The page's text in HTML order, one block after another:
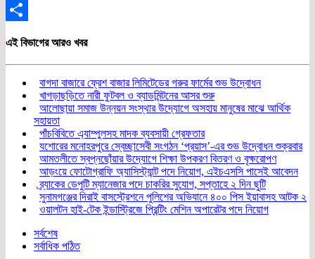
Email
এই বিভাগের আরও খবর
বাগদা বাজারে ফ্রেশ বাজার লিমিটেডের গরুর ফার্মের শুভ উদ্বোধন
খাগড়াছড়িতে নারী ফুটবল ও ব্যাডমিন্টনের আসর শুরু
আলোছায়া সমাজ উন্নয়ন সংস্থার উদ্যোগে অসহায় মানুষের মাঝে আর্থিক
সহায়তা
পাঁচবিবিতে এ্যাম্পুলসহ মাদক ব্যবসায়ী গ্রেফতার
যশোরের মনোহরপুরে স্বেচ্ছাসেবী সংগঠন ‘প্রয়াস’-এর শুভ উদ্বোধন শুক্রবার
আমতলীতে স্বপ্নছোঁয়ার উদ্যোগে শিক্ষা উপকরণ বিতরণ ও বৃক্ষরোপণ
আড়ংয়ে ফোটোগ্রাফি অ্যাসিস্ট্যান্ট পদে নিয়োগ, এইচএসসি পাসেই আবেদন
ব্র্যাকের ডেপুটি ম্যানেজার পদে চাকরির সুযোগ, সপ্তাহে ২ দিন ছুটি
সুনামগঞ্জের দিরাই বাসস্ট্রেশনে পুলিশের অভিযানে ৪০০ পিস ইয়াবাসহ আটক ২
ওয়ালটন হাই-টেক ইন্ডাস্ট্রিজে প্রিন্টিং মেশিন অপারেটর পদে নিয়োগ
সর্বশেষ
সর্বাধিক পঠিত